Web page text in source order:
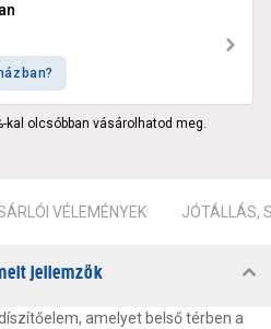
kal olcsóbban vásárolhatod meg.
VÉLEMÉNYEK JÓTÁLLÁS,
jellemzők
amelyet belső térben a